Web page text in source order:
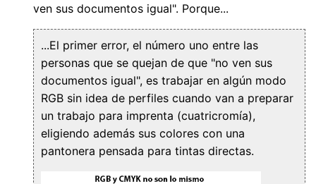
ven sus documentos igual". Porque...
...El primer error, el número uno entre las
personas que se quejan de que "no ven sus
documentos igual", es trabajar en algún modo
RGB sin idea de perfiles cuando van a preparar
un trabajo para imprenta (cuatricromía),
eligiendo además sus colores con una
pantonera pensada para tintas directas.